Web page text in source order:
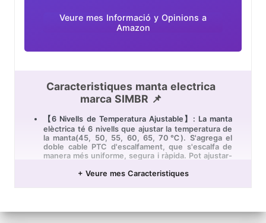
Veure mes Informació y Opinions a
Amazon
Caracteristiques manta electrica
marca SIMBR 📌
【6 Nivells de Temperatura Ajustable】: La manta
elèctrica té 6 nivells que ajustar la temperatura de
la manta(45, 50, 55, 60, 65, 70℃). S'agrega el
doble cable PTC d'escalfament, que s'escalfa de
manera més uniforme, segura i ràpida. Pot ajustar-
temperatura que desitgi.
proporciona una protecció més segura. Al mateix
+ Veure mes Caracteristiques